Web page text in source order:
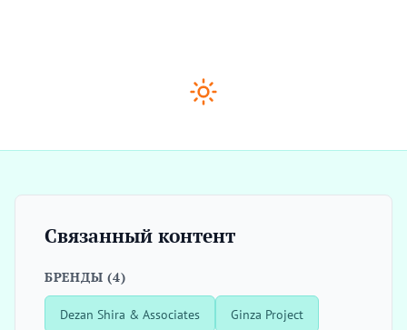
Связанный контент
БРЕНДЫ (4)
Dezan Shira & Associates Ginza Project